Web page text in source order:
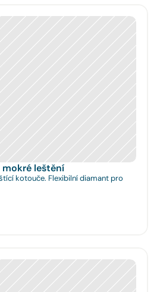
leštění
kotouče. Flexibilní diamant pro